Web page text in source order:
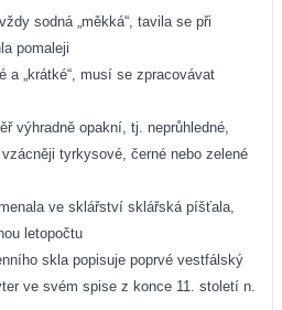
sodná „měkká“, tavila se při
pomaleji
a „krátké“, musí se zpracovávat
výhradně opakní, tj. neprůhledné,
tyrkysové, černé nebo zelené
ve sklářství sklářská píšťala,
letopočtu
skla popisuje poprvé vestfálský
ve svém spise z konce 11. století n.